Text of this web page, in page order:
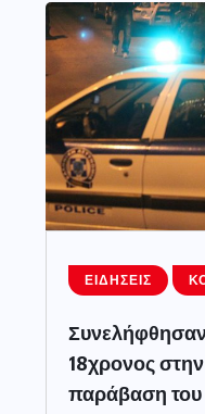
ΕΙΔΉΣΕΙΣ
Συνελήφθησαν
18χρονος
παράβαση του